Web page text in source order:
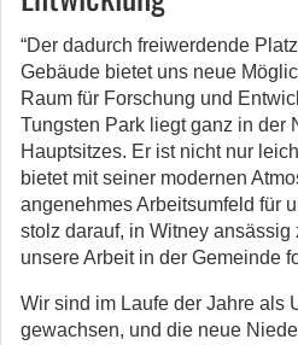
“Der dadurch freiwerdende
Gebäude bietet uns neue
Raum für Forschung und
Tungsten Park liegt ganz in der
Hauptsitzes. Er ist nicht nur
bietet mit seiner modernen
angenehmes Arbeitsumfeld für
stolz darauf, in Witney ansässig
unsere Arbeit in der Gemeinde
Wir sind im Laufe der Jahre als
gewachsen, und die neue